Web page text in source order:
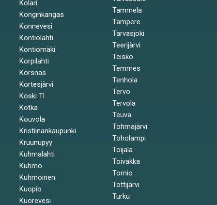
Kolari
Konginkangas
Konnevesi
Kontiolahti
Kontiomäki
Korpilahti
Korsnäs
Kortesjärvi
Koski Tl
Kotka
Kouvola
Kristiinankaupunki
Kruunupyy
Kuhmalahti
Kuhmo
Kuhmoinen
Kuopio
Kuorevesi
Tammela
Tampere
Tarvasjoki
Teerijärvi
Teisko
Temmes
Tenhola
Tervo
Tervola
Teuva
Tohmajärvi
Toholampi
Toijala
Toivakka
Tornio
Tottijärvi
Turku